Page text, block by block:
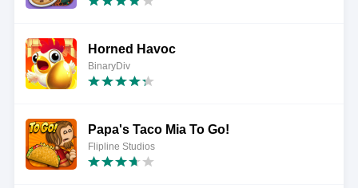
Horned Havoc
BinaryDiv
Papa's Taco Mia To Go!
Flipline Studios